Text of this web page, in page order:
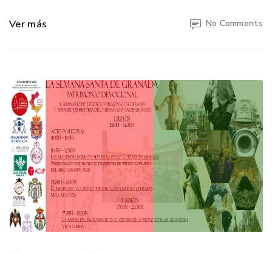
Ver más No Comments